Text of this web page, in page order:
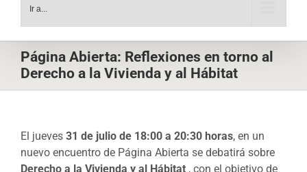
Ir a...
Página Abierta: Reflexiones en torno al
Derecho a la Vivienda y al Hábitat
El jueves 31 de julio de 18:00 a 20:30 horas, en un
nuevo encuentro de Página Abierta se debatirá sobre
Derecho a la Vivienda y al Hábitat , con el objetivo de